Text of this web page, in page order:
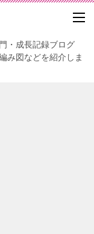
・成長記録ブログ
み図などを紹介しま